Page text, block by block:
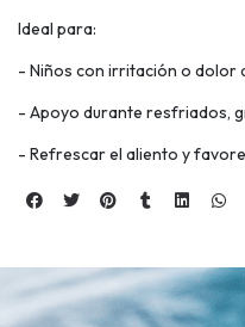
Ideal para:
- Niños con irritación o dolor
- Apoyo durante resfriados,
- Refrescar el aliento y